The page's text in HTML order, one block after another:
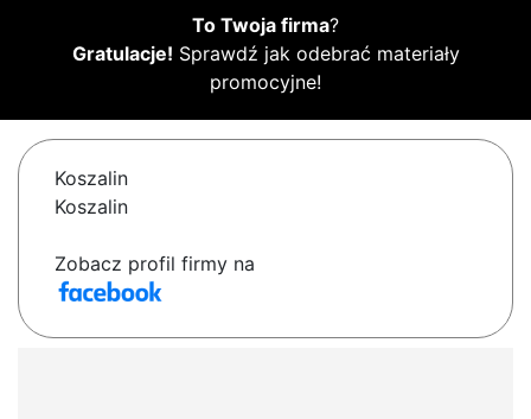
To Twoja firma?
Gratulacje! Sprawdź jak odebrać materiały
promocyjne!
Koszalin
Koszalin
Zobacz profil firmy na